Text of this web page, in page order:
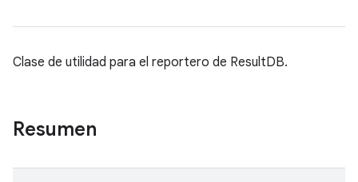
Clase de utilidad para el reportero de ResultDB.
Resumen